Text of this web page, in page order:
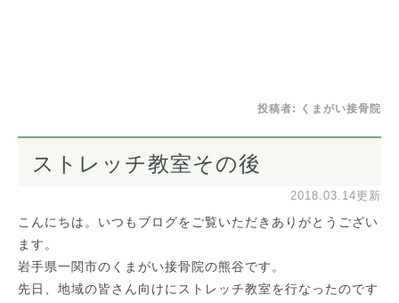
投稿者: くまがい接骨院
ストレッチ教室その後
2018.03.14更新
こんにちは。いつもブログをご覧いただきありがとうござい
ます。
岩手県一関市のくまがい接骨院の熊谷です。
先日、地域の皆さん向けにストレッチ教室を行なったのです